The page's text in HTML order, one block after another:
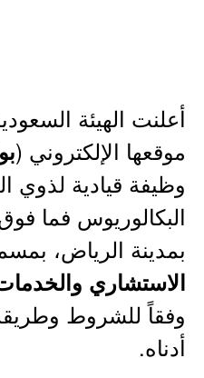
أعلنت الهيئة
موقعها الإلكتروني (
وظيفة قيادية لذوي
البكالوريوس فما
بمدينة الرياض،
الاستشاري
وفقاً للشروط
أدناه.